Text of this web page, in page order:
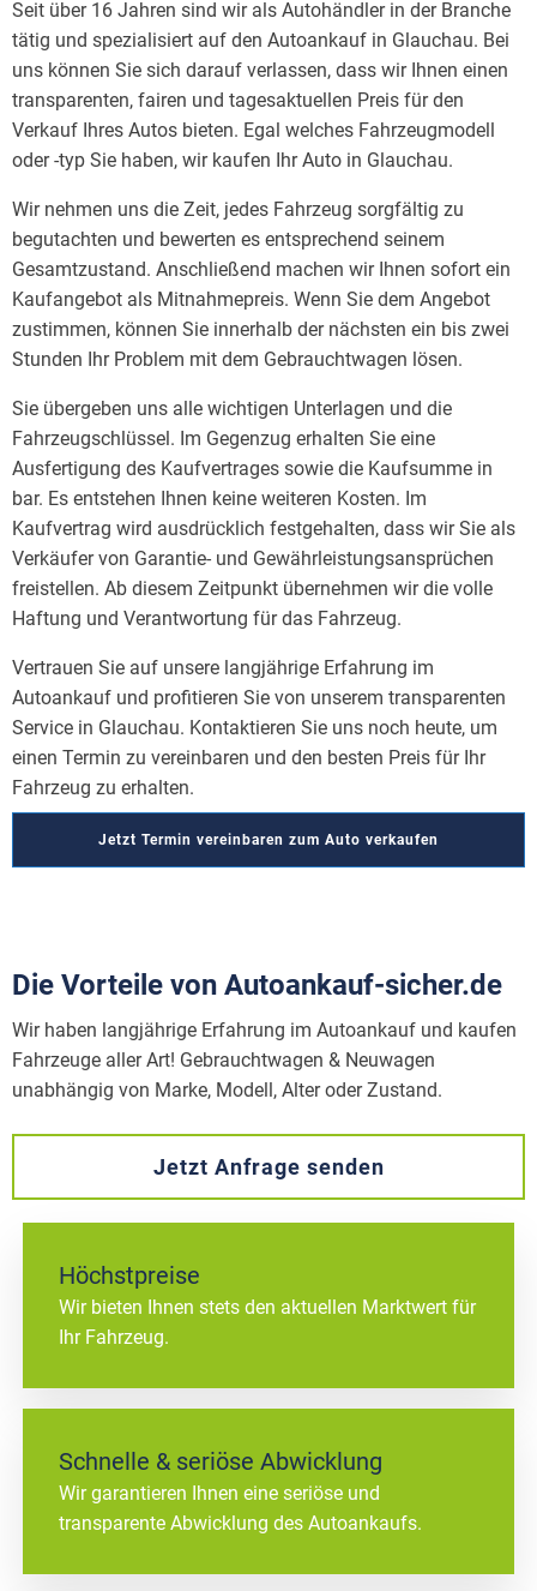
Seit über 16 Jahren sind wir als Autohändler in der Branche
tätig und spezialisiert auf den Autoankauf in Glauchau. Bei
uns können Sie sich darauf verlassen, dass wir Ihnen einen
transparenten, fairen und tagesaktuellen Preis für den
Verkauf Ihres Autos bieten. Egal welches Fahrzeugmodell
oder -typ Sie haben, wir kaufen Ihr Auto in Glauchau.
Wir nehmen uns die Zeit, jedes Fahrzeug sorgfältig zu
begutachten und bewerten es entsprechend seinem
Gesamtzustand. Anschließend machen wir Ihnen sofort ein
Kaufangebot als Mitnahmepreis. Wenn Sie dem Angebot
zustimmen, können Sie innerhalb der nächsten ein bis zwei
Stunden Ihr Problem mit dem Gebrauchtwagen lösen.
Sie übergeben uns alle wichtigen Unterlagen und die
Fahrzeugschlüssel. Im Gegenzug erhalten Sie eine
Ausfertigung des Kaufvertrages sowie die Kaufsumme in
bar. Es entstehen Ihnen keine weiteren Kosten. Im
Kaufvertrag wird ausdrücklich festgehalten, dass wir Sie als
Verkäufer von Garantie- und Gewährleistungsansprüchen
freistellen. Ab diesem Zeitpunkt übernehmen wir die volle
Haftung und Verantwortung für das Fahrzeug.
Vertrauen Sie auf unsere langjährige Erfahrung im
Autoankauf und profitieren Sie von unserem transparenten
Service in Glauchau. Kontaktieren Sie uns noch heute, um
einen Termin zu vereinbaren und den besten Preis für Ihr
Fahrzeug zu erhalten.
Jetzt Termin vereinbaren zum Auto verkaufen
Höchstpreise
Wir bieten Ihnen stets den aktuellen Marktwert für
Ihr Fahrzeug.
Schnelle & seriöse Abwicklung
Wir garantieren Ihnen eine seriöse und
transparente Abwicklung des Autoankaufs.
Die Vorteile von Autoankauf-sicher.de
Wir haben langjährige Erfahrung im Autoankauf und kaufen
Fahrzeuge aller Art! Gebrauchtwagen & Neuwagen
unabhängig von Marke, Modell, Alter oder Zustand.
Jetzt Anfrage senden